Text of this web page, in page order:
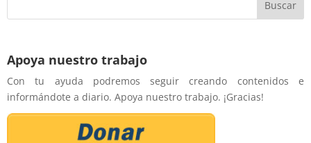
Apoya nuestro trabajo
Con tu ayuda podremos seguir creando contenidos e
informándote a diario. Apoya nuestro trabajo. ¡Gracias!